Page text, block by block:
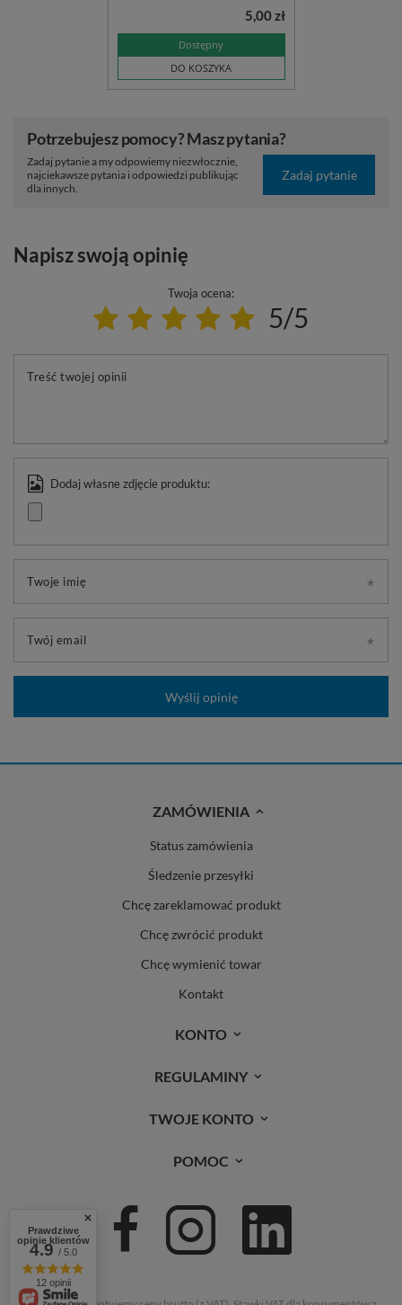
Dostępny
DO KOSZYKA
5,00 zł
Potrzebujesz pomocy? Masz pytania?
Zadaj pytanie a my odpowiemy niezwłocznie,
najciekawsze pytania i odpowiedzi publikując
dla innych.
Zadaj pytanie
Napisz swoją opinię
Twoja ocena:
5/5
Treść twojej opinii
Dodaj własne zdjęcie produktu:
Twoje imię
Twój email
Wyślij opinię
ZAMÓWIENIA
Status zamówienia
Śledzenie przesyłki
Chcę zareklamować produkt
Chcę zwrócić produkt
Chcę wymienić towar
Kontakt
KONTO
REGULAMINY
TWOJE KONTO
POMOC
Prawdziwe
opinie klientów
4.9/ 5.0
12 opinii